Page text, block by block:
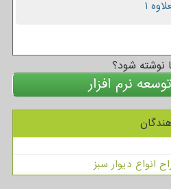
نوشته شود؟
نرم افزار
انواع دیوار سبز